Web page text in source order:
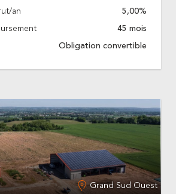
an 5,00%
45 mois
Obligation convertible
Grand Sud Ouest